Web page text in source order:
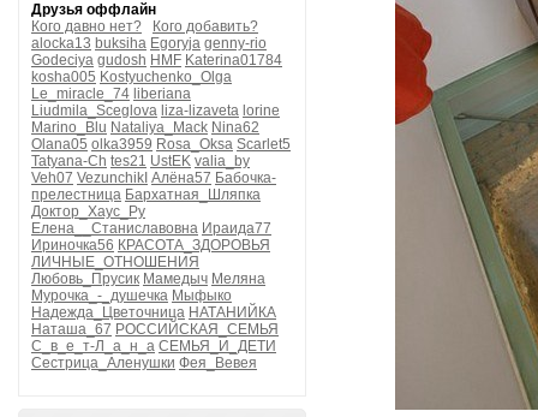
Друзья оффлайн
Кого давно нет?
Кого добавить?
alocka13 buksiha Egoryja genny-rio
Godeciya gudosh HMF Katerina01784
kosha005 Kostyuchenko_Olga
Le_miracle_74 liberiana
Liudmila_Sceglova liza-lizaveta lorine
Marino_Blu Nataliya_Mack Nina62
Olana05 olka3959 Rosa_Oksa Scarlet5
Tatyana-Ch tes21 UstEK valia_by
Veh07 VezunchikI Алёна57 Бабочка-
прелестница Бархатная_Шляпка
Доктор_Хаус_Ру
Елена__Станиславовна Ираида77
Ириночка56 КРАСОТА_ЗДОРОВЬЯ
ЛИЧНЫЕ_ОТНОШЕНИЯ
Любовь_Прусик Мамедыч Меляна
Мурочка_-_душечка Мыфыко
Надежда_Цветочница НАТАНИЙКА
Наташа_67 РОССИЙСКАЯ_СЕМЬЯ
С_в_е_т-Л_а_н_а СЕМЬЯ_И_ДЕТИ
Сестрица_Аленушки Фея_Вевея